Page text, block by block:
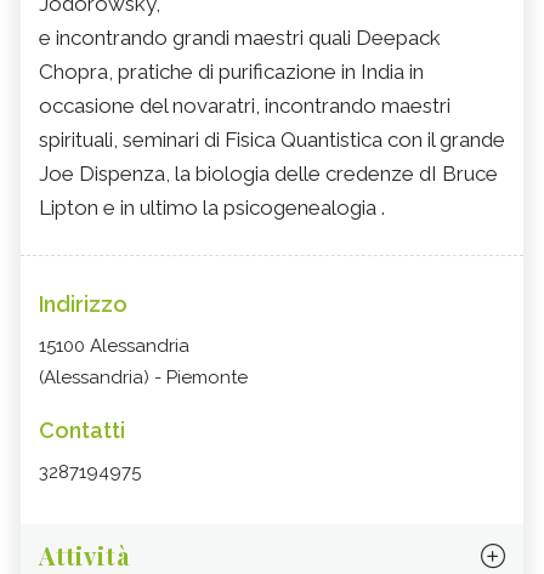
e incontrando grandi maestri quali Deepack
Chopra, pratiche di purificazione in India in
occasione del novaratri, incontrando maestri
spirituali, seminari di Fisica Quantistica con il grande
Joe Dispenza, la biologia delle credenze dI Bruce
Lipton e in ultimo la psicogenealogia .
Indirizzo
15100 Alessandria
(Alessandria) - Piemonte
Contatti
3287194975
Attività